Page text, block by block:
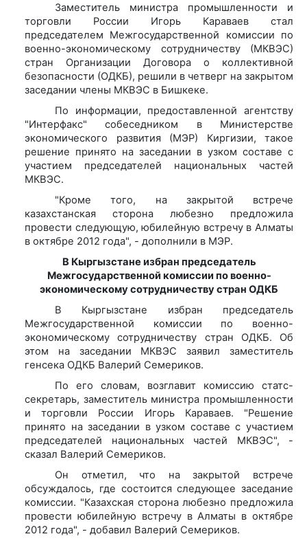
Заместитель министра промышленности и
торговли России Игорь Караваев стал
председателем Межгосударственной комиссии по
военно-экономическому сотрудничеству (МКВЭС)
стран Организации Договора о коллективной
безопасности (ОДКБ), решили в четверг на закрытом
заседании члены МКВЭС в Бишкеке.
По информации, предоставленной агентству
"Интерфакс" собеседником в Министерстве
экономического развития (МЭР) Киргизии, такое
решение принято на заседании в узком составе с
участием председателей национальных частей
МКВЭС.
"Кроме того, на закрытой встрече
казахстанская сторона любезно предложила
провести следующую, юбилейную встречу в Алматы
в октябре 2012 года", - дополнили в МЭР.
В Кыргызстане избран председатель
Межгосударственной комиссии по военно-
экономическому сотрудничеству стран ОДКБ
В Кыргызстане избран председатель
Межгосударственной комиссии по военно-
экономическому сотрудничеству стран ОДКБ. Об
этом на заседании МКВЭС заявил заместитель
генсека ОДКБ Валерий Семериков.
По его словам, возглавит комиссию статс-
секретарь, заместитель министра промышленности
и торговли России Игорь Караваев. "Решение
принято на заседании в узком составе с участием
председателей национальных частей МКВЭС", -
сказал Валерий Семериков.
Он отметил, что на закрытой встрече
обсуждалось, где состоится следующее заседание
комиссии. "Казахская сторона любезно предложила
провести юбилейную встречу в Алматы в октябре
2012 года", - добавил Валерий Семериков.